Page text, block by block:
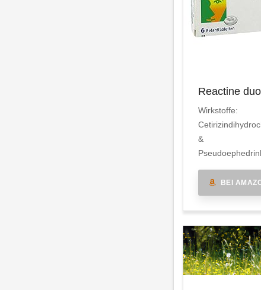
Reactine duo
Wirkstoffe:
&
BEI